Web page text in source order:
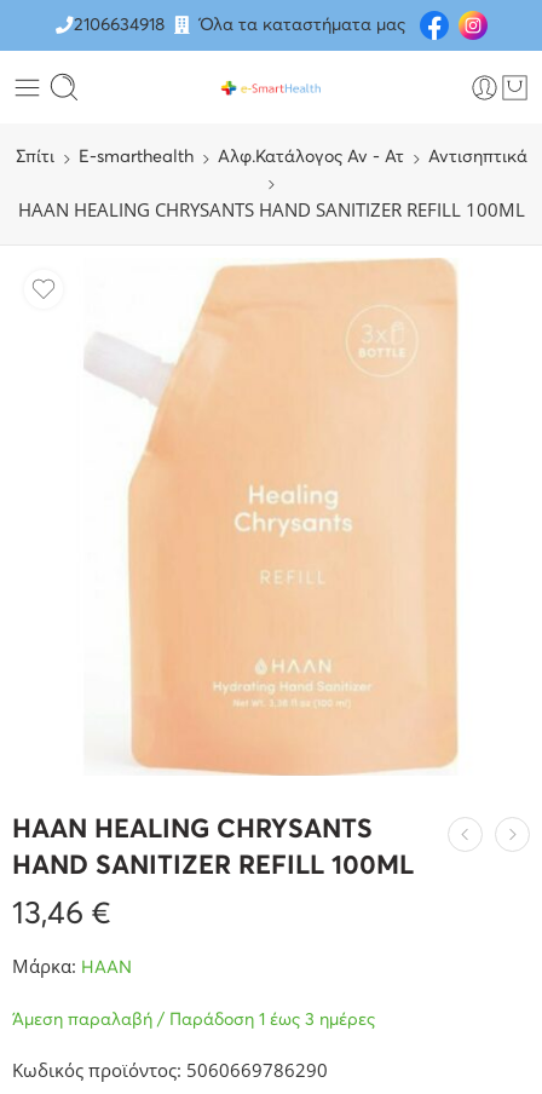
2106634918 Όλα τα καταστήματα μας
Σπίτι E-smarthealth Αλφ.Κατάλογος Αν - Ατ Αντισηπτικά
HAAN HEALING CHRYSANTS HAND SANITIZER REFILL 100ML
HAAN HEALING CHRYSANTS
HAND SANITIZER REFILL 100ML
13,46 €
Μάρκα: HAAN
Άμεση παραλαβή / Παράδοση 1 έως 3 ημέρες
Κωδικός προϊόντος: 5060669786290